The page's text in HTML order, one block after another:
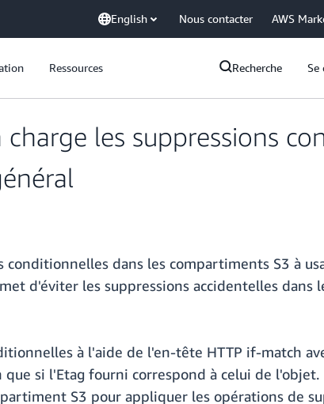
English Nous contacter AWS
Ressources Recherche Se
les suppressions
conditionnelles dans les compartiments S3 à
d'éviter les suppressions accidentelles dans
à l'aide de l'en-tête HTTP if-match
si l'Etag fourni correspond à celui de
S3 pour appliquer les opérations de